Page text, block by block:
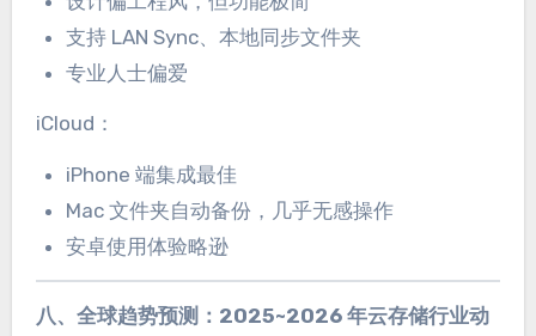
支持 LAN Sync、本地同步文件夹
专业人士偏爱
iCloud：
iPhone 端集成最佳
Mac 文件夹自动备份，几乎无感操作
安卓使用体验略逊
八、全球趋势预测：2025~2026 年云存储行业动